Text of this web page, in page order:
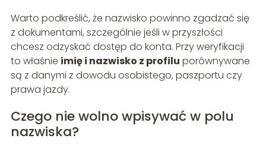
Warto podkreślić, że nazwisko powinno zgadzać się
z dokumentami, szczególnie jeśli w przyszłości
chcesz odzyskać dostęp do konta. Przy weryfikacji
to właśnie imię i nazwisko z profilu porównywane
są z danymi z dowodu osobistego, paszportu czy
prawa jazdy.
Czego nie wolno wpisywać w polu
nazwiska?